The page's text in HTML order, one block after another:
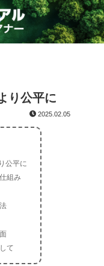
り公平に
2025.02.05
公平に
組み
て